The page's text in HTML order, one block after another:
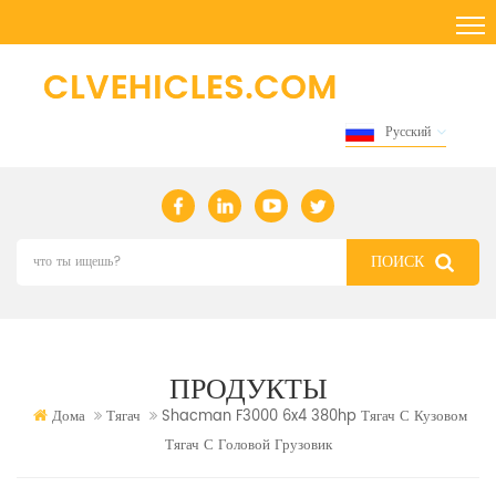
Русский
ПРОДУКТЫ
Дома Тягач
Shacman F3000 6x4 380hp Тягач С Кузовом
Тягач С Головой Грузовик